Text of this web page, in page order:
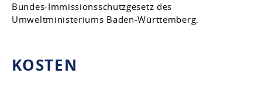
Bundes-Immissionsschutzgesetz des
Umweltministeriums Baden-Württemberg.
KOSTEN